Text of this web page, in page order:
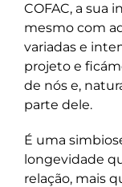
COFAC, a sua
mesmo com
variadas e
projeto e
de nós e,
parte dele.
É uma
longevidade
relação, mais